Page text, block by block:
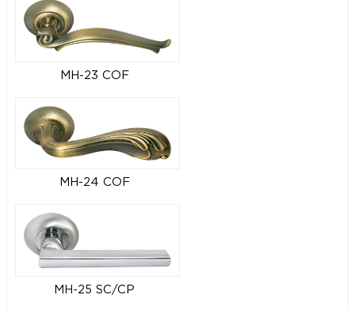
MH-23 COF
MH-24 COF
MH-25 SC/CP